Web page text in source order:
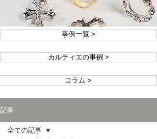
事例一覧 >
カルティエの事例 >
コラム >
記事
全ての記事